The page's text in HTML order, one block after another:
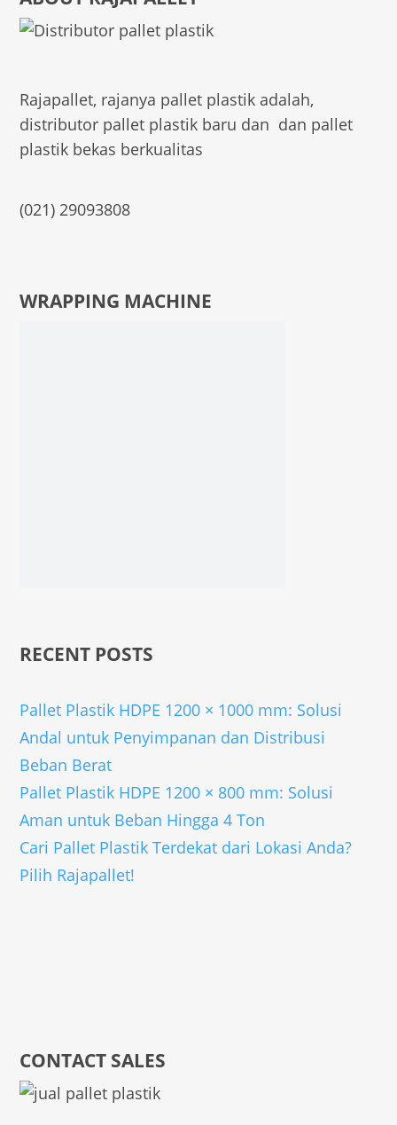
Rajapallet, rajanya pallet plastik adalah,
distributor pallet plastik baru dan dan pallet
plastik bekas berkualitas
(021) 29093808
WRAPPING MACHINE
RECENT POSTS
Pallet Plastik HDPE 1200 × 1000 mm: Solusi
Andal untuk Penyimpanan dan Distribusi
Beban Berat
Pallet Plastik HDPE 1200 × 800 mm: Solusi
Aman untuk Beban Hingga 4 Ton
Cari Pallet Plastik Terdekat dari Lokasi Anda?
Pilih Rajapallet!
CONTACT SALES